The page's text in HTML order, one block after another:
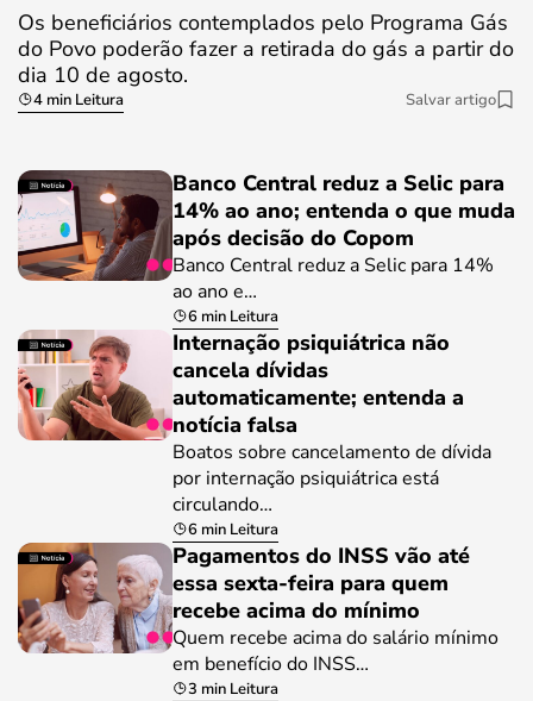
Os beneficiários contemplados pelo Programa Gás
do Povo poderão fazer a retirada do gás a partir do
dia 10 de agosto.
4 min Leitura Salvar artigo
Banco Central reduz a Selic para
14% ao ano; entenda o que muda
após decisão do Copom
Banco Central reduz a Selic para 14%
ao ano e…
6 min Leitura
Internação psiquiátrica não
cancela dívidas
automaticamente; entenda a
notícia falsa
Boatos sobre cancelamento de dívida
por internação psiquiátrica está
circulando…
6 min Leitura
Pagamentos do INSS vão até
essa sexta-feira para quem
recebe acima do mínimo
Quem recebe acima do salário mínimo
em benefício do INSS…
3 min Leitura